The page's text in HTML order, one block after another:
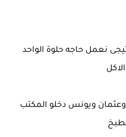
نعمل حاجه حلوة الواحد
ويونس دخلو المكتب